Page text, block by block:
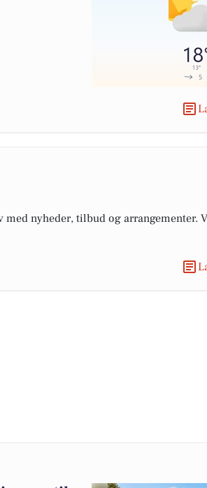
nyheder, tilbud og arrangementer.